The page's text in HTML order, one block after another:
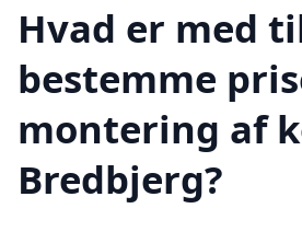
Hvad er med
bestemme
montering af
Bredbjerg?